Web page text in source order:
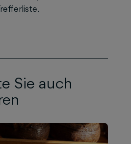
Sie auch